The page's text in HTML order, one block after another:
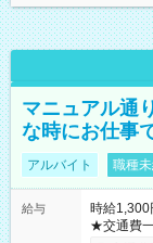
マニュアル通
な時にお仕事
アルバイト 職種
給与
時給1,300
★交通費一部支給 時給1,300円～ ※